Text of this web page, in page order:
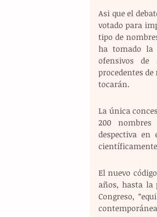
Asi que el
votado para
tipo de
ha tomado la
ofensivos de
procedentes
tocarán.
La única
200 nombres
despectiva
El nuevo
años, hasta la
Congreso,